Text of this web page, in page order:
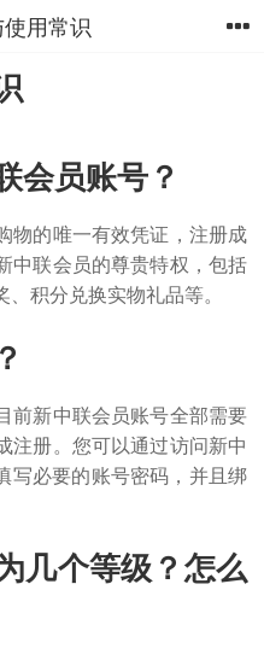
用常识
会员账号？
物的唯一有效凭证，注册成
中联会员的尊贵特权，包括
积分兑换实物礼品等。
前新中联会员账号全部需要
注册。您可以通过访问新中
写必要的账号密码，并且绑
几个等级？怎么